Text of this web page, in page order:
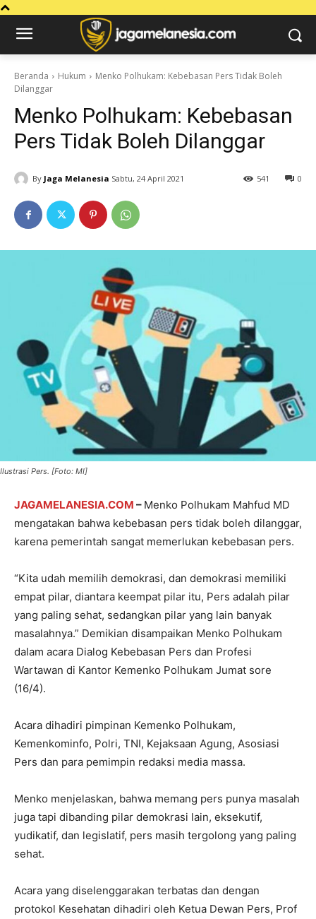
Beranda Hukum
Menko Polhukam: Kebebasan Pers Tidak Boleh
Dilanggar
Menko Polhukam: Kebebasan
Pers Tidak Boleh Dilanggar
By Jaga Melanesia Sabtu, 24 April 2021 0
541
Ilustrasi Pers. [Foto: MI]
JAGAMELANESIA.COM – Menko Polhukam Mahfud MD
mengatakan bahwa kebebasan pers tidak boleh dilanggar,
karena pemerintah sangat memerlukan kebebasan pers.
“Kita udah memilih demokrasi, dan demokrasi memiliki
empat pilar, diantara keempat pilar itu, Pers adalah pilar
yang paling sehat, sedangkan pilar yang lain banyak
masalahnya.” Demikian disampaikan Menko Polhukam
dalam acara Dialog Kebebasan Pers dan Profesi
Wartawan di Kantor Kemenko Polhukam Jumat sore
(16/4).
Acara dihadiri pimpinan Kemenko Polhukam,
Kemenkominfo, Polri, TNI, Kejaksaan Agung, Asosiasi
Pers dan para pemimpin redaksi media massa.
Menko menjelaskan, bahwa memang pers punya masalah
juga tapi dibanding pilar demokrasi lain, eksekutif,
yudikatif, dan legislatif, pers masih tergolong yang paling
sehat.
Acara yang diselenggarakan terbatas dan dengan
protokol Kesehatan dihadiri oleh Ketua Dewan Pers, Prof